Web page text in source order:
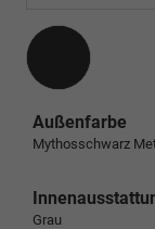
Außenfarbe
Mythosschwarz
Grau